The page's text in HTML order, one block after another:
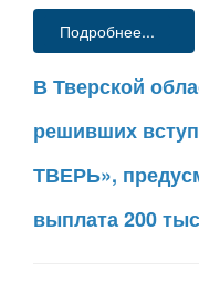
Подробнее...
В Тверской
решивших
ТВЕРЬ»,
выплата 200